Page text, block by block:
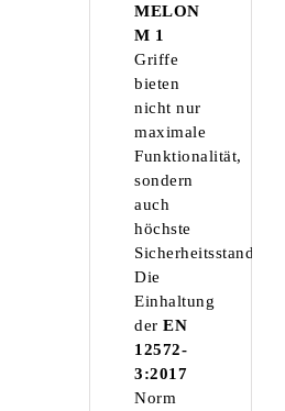
MELON
M 1
Griffe
bieten
nicht nur
maximale
Funktionalität,
sondern
auch
höchste
Die
Einhaltung
der EN
12572-
3:2017
Norm